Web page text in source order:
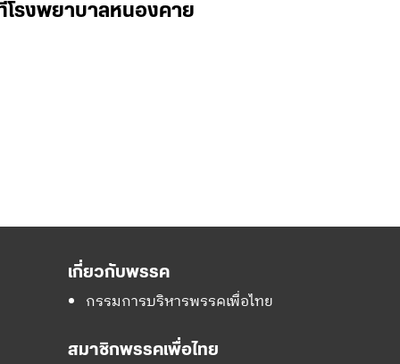
โรงพยาบาลหนองคาย
เกี่ยวกับพรรค
กรรมการบริหารพรรคเพื่อไทย
สมาชิกพรรคเพื่อไทย